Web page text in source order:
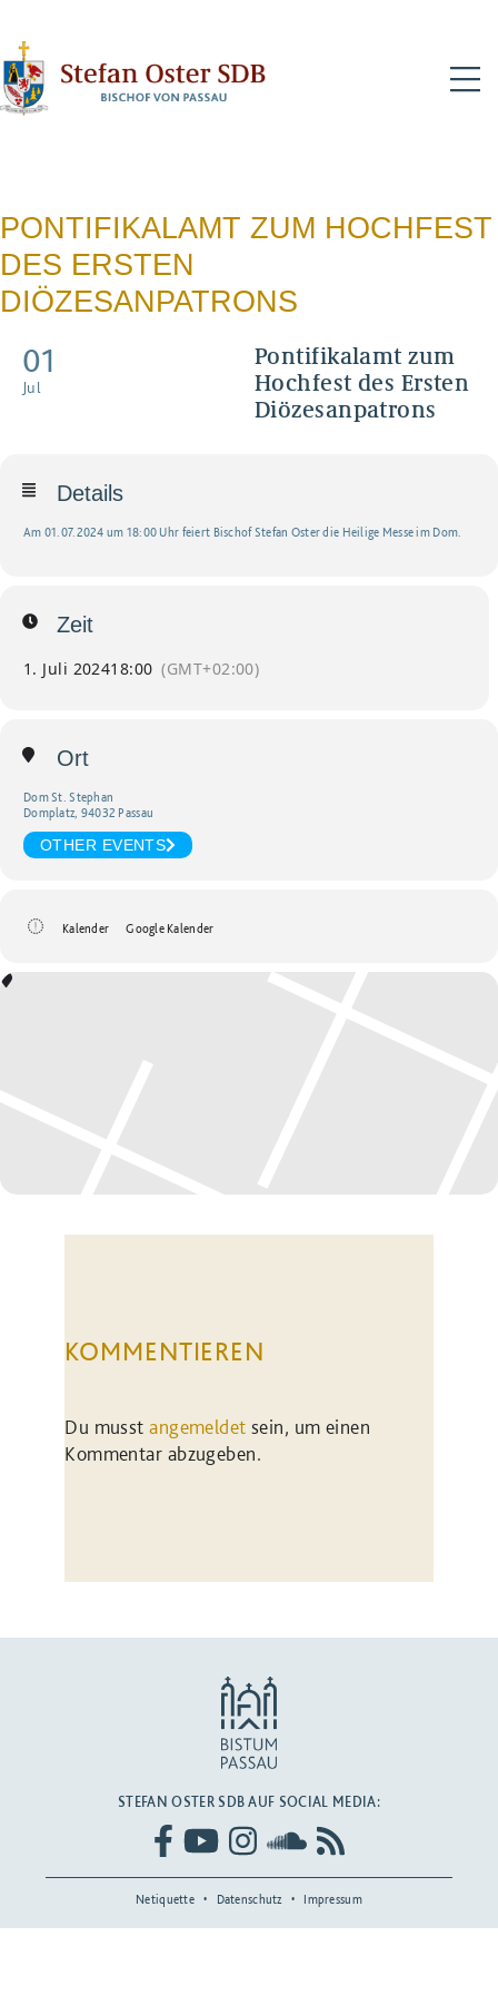
PONTIFIKALAMT ZUM HOCHFEST
DES ERSTEN
DIÖZESANPATRONS
01
Jul
Pontifikalamt zum
Hochfest des Ersten
Diözesanpatrons
Details
Am 01.07.2024 um 18:00 Uhr feiert Bischof Stefan Oster die Heilige Messe im Dom.
Zeit
1. Juli 202418:00 (GMT+02:00)
Ort
Dom St. Stephan
Domplatz, 94032 Passau
OTHER EVENTS
Kalender Google Kalender
KOMMENTIEREN
Du musstangemeldet sein, um einen
Kommentar abzugeben.
STEFAN OSTER SDB AUF SOCIAL MEDIA:
Netiquette Datenschutz Impressum